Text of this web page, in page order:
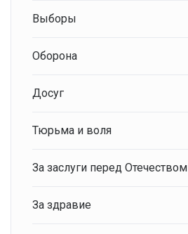
Выборы
Оборона
Досуг
Тюрьма и воля
За заслуги перед Отечеством
За здравие